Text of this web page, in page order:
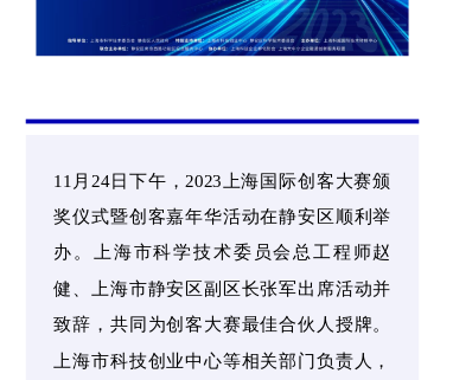
11月24日下午，2023上海国际创客大赛颁
奖仪式暨创客嘉年华活动在静安区顺利举
办。上海市科学技术委员会总工程师赵
健、上海市静安区副区长张军出席活动并
致辞，共同为创客大赛最佳合伙人授牌。
上海市科技创业中心等相关部门负责人，